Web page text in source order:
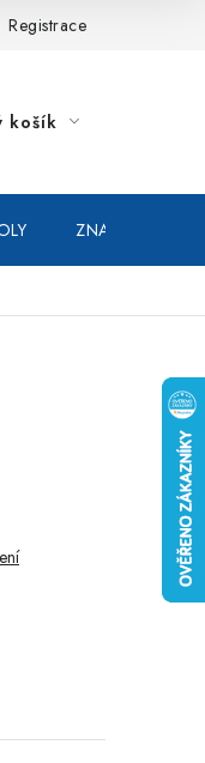
Comgate
Registrace
košík
ZNAČKOVACÍ